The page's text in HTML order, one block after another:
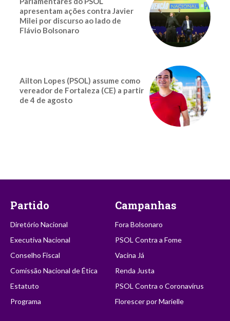
apresentam ações contra Javier
Milei por discurso ao lado de
Flávio Bolsonaro
Ailton Lopes (PSOL) assume como
vereador de Fortaleza (CE) a partir
de 4 de agosto
Partido
Diretório Nacional
Executiva Nacional
Conselho Fiscal
Comissão Nacional de Ética
Estatuto
Programa
Campanhas
Fora Bolsonaro
PSOL Contra a Fome
Vacina Já
Renda Justa
PSOL Contra o Coronavírus
Florescer por Marielle